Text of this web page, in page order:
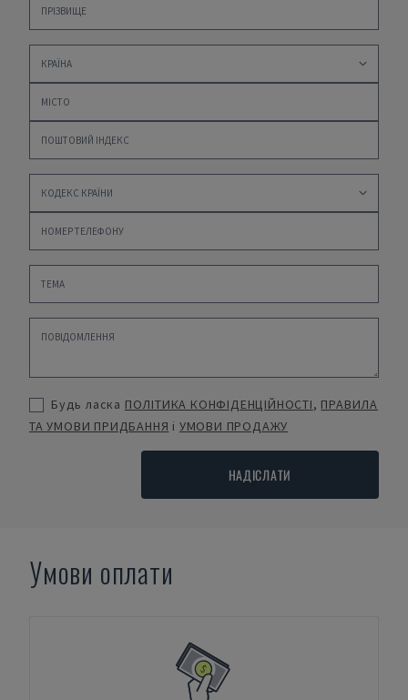
Будь ласка ПОЛІТИКА КОНФІДЕНЦІЙНОСТІ, ПРАВИЛА
ТА УМОВИ ПРИДБАННЯ і УМОВИ ПРОДАЖУ
НАДІСЛАТИ
Умови оплати